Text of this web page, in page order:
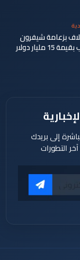
بزعامة شيفرون
دولار
إلى بريدك
التطورات